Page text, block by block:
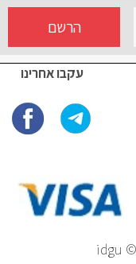
הרשם
עקבו אחרינו